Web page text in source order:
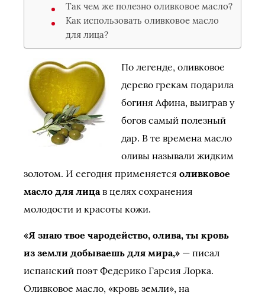
Так чем же полезно оливковое масло?
Как использовать оливковое масло
для лица?
По легенде, оливковое
дерево грекам подарила
богиня Афина, выиграв у
богов самый полезный
дар. В те времена масло
оливы называли жидким
золотом. И сегодня применяется оливковое
масло для лицав целях сохранения
молодости и красоты кожи.
«Я знаю твое чародейство, олива, ты кровь
из земли добываешь для мира,» — писал
испанский поэт Федерико Гарсия Лорка.
Оливковое масло, «кровь земли», на